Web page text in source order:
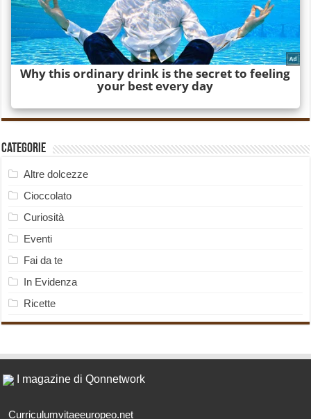
Categorie
Altre dolcezze
Cioccolato
Curiosità
Eventi
Fai da te
In Evidenza
Ricette
I magazine di Qonnetwork
Curriculumvitaeeuropeo.net